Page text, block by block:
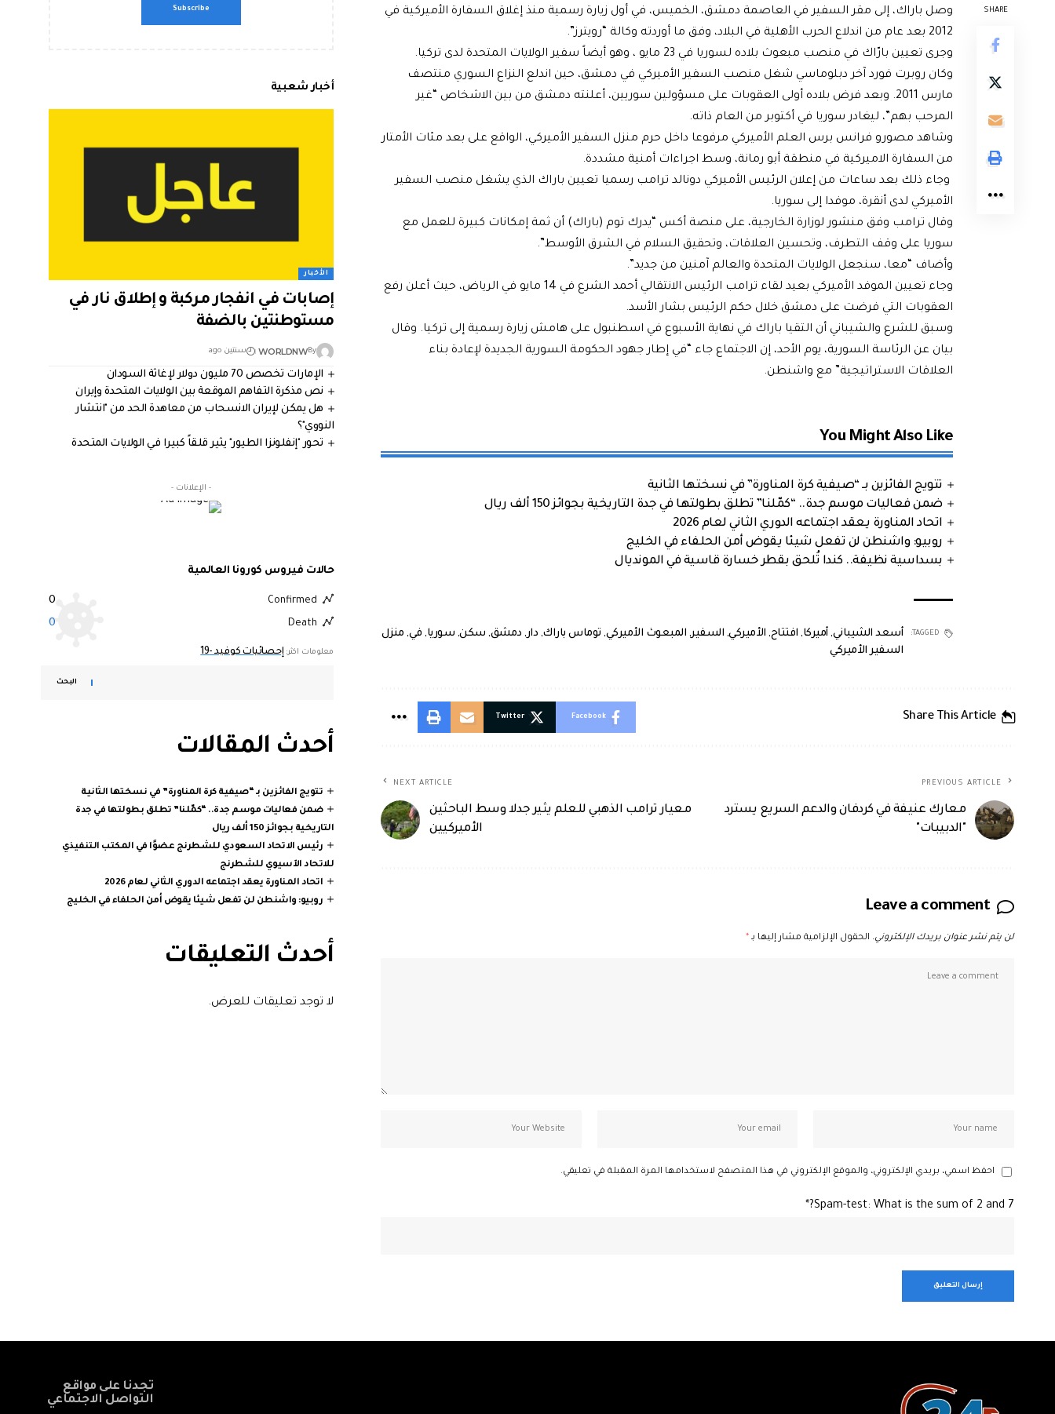
SHARE
وصل باراك، إلى مقر السفير في العاصمة دمشق، الخميس، في أول زيارة رسمية منذ إغلاق السفارة الأميركية في
2012 بعد عام من اندلاع الحرب الأهلية في البلاد، وفق ما أوردته وكالة “رويترز”.
وجرى تعيين بارّاك في منصب مبعوث بلاده لسوريا في 23 مايو ، وهو أيضاً سفير الولايات المتحدة لدى تركيا.
وكان روبرت فورد آخر دبلوماسي شغل منصب السفير الأميركي في دمشق، حين اندلع النزاع السوري منتصف
مارس 2011. وبعد فرض بلاده أولى العقوبات على مسؤولين سوريين، أعلنته دمشق من بين الاشخاص “غير
المرحب بهم”، ليغادر سوريا في أكتوبر من العام ذاته.
وشاهد مصورو فرانس برس العلم الأميركي مرفوعا داخل حرم منزل السفير الأميركي، الواقع على بعد مئات الأمتار
من السفارة الاميركية في منطقة أبو رمانة، وسط اجراءات أمنية مشددة.
وجاء ذلك بعد ساعات من إعلان الرئيس الأميركي دونالد ترامب رسميا تعيين باراك الذي يشغل منصب السفير
الأميركي لدى أنقرة، موفدا إلى سوريا.
وقال ترامب وفق منشور لوزارة الخارجية، على منصة أكس “يدرك توم (باراك) أن ثمة إمكانات كبيرة للعمل مع
سوريا على وقف التطرف، وتحسين العلاقات، وتحقيق السلام في الشرق الأوسط”.
وأضاف “معا، سنجعل الولايات المتحدة والعالم آمنين من جديد”.
وجاء تعيين الموفد الأميركي بعيد لقاء ترامب الرئيس الانتقالي أحمد الشرع في 14 مايو في الرياض، حيث أعلن رفع
العقوبات التي فرضت على دمشق خلال حكم الرئيس بشار الأسد.
وسبق للشرع والشيباني أن التقيا باراك في نهاية الأسبوع في اسطنبول على هامش زيارة رسمية إلى تركيا. وقال
بيان عن الرئاسة السورية، يوم الأحد، إن الاجتماع جاء “في إطار جهود الحكومة السورية الجديدة لإعادة بناء
العلاقات الاستراتيجية” مع واشنطن.
You Might Also Like
تتويج الفائزين بـ “صيفية كرة المناورة” في نسختها الثانية
ضمن فعاليات موسم جدة.. “كمّلنا” تطلق بطولتها في جدة التاريخية بجوائز 150 ألف ريال
اتحاد المناورة يعقد اجتماعه الدوري الثاني لعام 2026
روبيو: واشنطن لن تفعل شيئا يقوض أمن الحلفاء في الخليج
بسداسية نظيفة.. كندا تُلحق بقطر خسارة قاسية في المونديال
TAGGED: أسعد الشيباني, أميركا, افتتاح, الأميركي, السفير, المبعوث الأميركي, توماس باراك, دار , دمشق, سكن, سوريا, في, منزل
السفير الأميركي
Share This Article
Facebook
Twitter
PREVIOUS ARTICLE
معارك عنيفة في كردفان والدعم السريع يسترد
"الدبيبات"
NEXT ARTICLE
معيار ترامب الذهبي للعلم يثير جدلا وسط الباحثين
الأميركيين
Leave a comment
لن يتم نشر عنوان بريدك الإلكتروني. الحقول الإلزامية مشار إليها بـ*
احفظ اسمي، بريدي الإلكتروني، والموقع الإلكتروني في هذا المتصفح لاستخدامها المرة المقبلة في تعليقي.
Spam-test: What is the sum of 2 and 7?*
أخبار شعبية
الأخبار
إصابات في انفجار مركبة و إطلاق نار في
مستوطنتين بالضفة
By
WORLDNW سنتين ago
الإمارات تخصص 70 مليون دولار لإغاثة السودان
نص مذكرة التفاهم الموقعة بين الولايات المتحدة وإيران
هل يمكن لإيران الانسحاب من معاهدة الحد من "انتشار
النووي"؟
تحور "إنفلونزا الطيور" يثير قلقاً كبيرا في الولايات المتحدة
- الإعلانات -
حالات فيروس كورونا العالمية
Confirmed
0
Death
0
معلومات اكثر: إحصائيات كوفيد -19
البحث
أحدث المقالات
تتويج الفائزين بـ “صيفية كرة المناورة” في نسختها الثانية
ضمن فعاليات موسم جدة.. “كمّلنا” تطلق بطولتها في جدة
التاريخية بجوائز 150 ألف ريال
رئيس الاتحاد السعودي للشطرنج عضوًا في المكتب التنفيذي
للاتحاد الآسيوي للشطرنج
اتحاد المناورة يعقد اجتماعه الدوري الثاني لعام 2026
روبيو: واشنطن لن تفعل شيئا يقوض أمن الحلفاء في الخليج
أحدث التعليقات
لا توجد تعليقات للعرض.
تجدنا على مواقع
التواصل الاجتماعي